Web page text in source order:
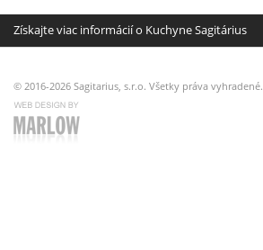
Získajte viac informácií o Kuchyne Sagitárius
© 2016-2026 Sagitarius, s.r.o. Všetky práva vyhradené.